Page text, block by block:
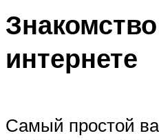
интернете
Самый простой